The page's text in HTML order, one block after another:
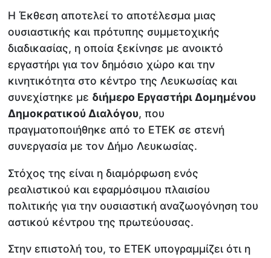
Η Έκθεση αποτελεί το αποτέλεσμα μιας
ουσιαστικής και πρότυπης συμμετοχικής
διαδικασίας, η οποία ξεκίνησε με ανοικτό
εργαστήρι για τον δημόσιο χώρο και την
κινητικότητα στο κέντρο της Λευκωσίας και
συνεχίστηκε με διήμερο Εργαστήρι Δομημένου
Δημοκρατικού Διαλόγου, που
πραγματοποιήθηκε από το ΕΤΕΚ σε στενή
συνεργασία με τον Δήμο Λευκωσίας.
Στόχος της είναι η διαμόρφωση ενός
ρεαλιστικού και εφαρμόσιμου πλαισίου
πολιτικής για την ουσιαστική αναζωογόνηση του
αστικού κέντρου της πρωτεύουσας.
Στην επιστολή του, το ΕΤΕΚ υπογραμμίζει ότι η